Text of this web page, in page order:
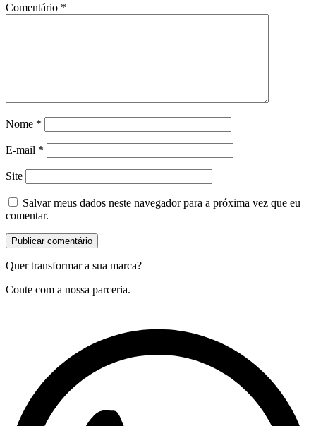
Comentário *
Nome *
E-mail *
Site
Salvar meus dados neste navegador para a próxima vez que eu
comentar.
Quer transformar a sua marca?
Conte com a nossa parceria.